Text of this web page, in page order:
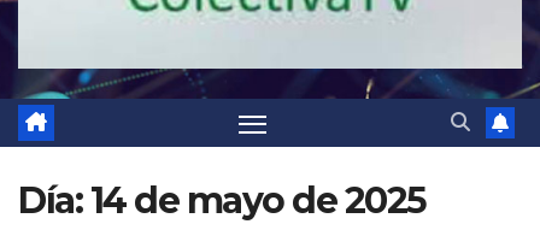
Día:14 de mayo de 2025